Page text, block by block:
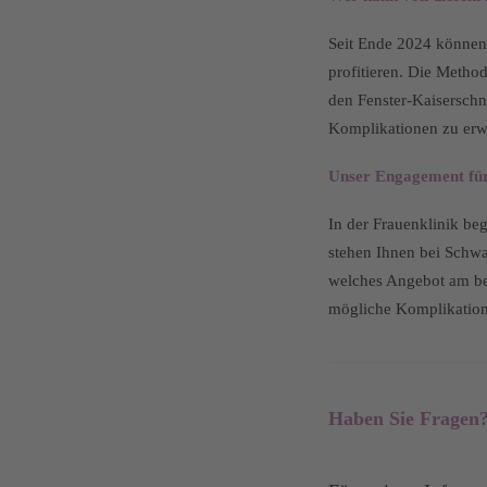
Seit Ende 2024
profitieren. Die
den Fenster-
Komplikationen zu
Unser Engagement
In der Frauenklinik
stehen Ihnen bei
welches Angebot am
mögliche
Haben Sie